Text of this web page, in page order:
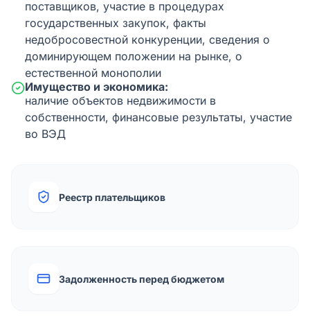
поставщиков, участие в процедурах
государственных закупок, факты
недобросовестной конкуренции, сведения о
доминирующем положении на рынке, о
естественной монополии
Имущество и экономика:
наличие объектов недвижимости в
собственности, финансовые результаты, участие
во ВЭД
Реестр плательщиков
Задолженность перед бюджетом